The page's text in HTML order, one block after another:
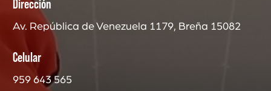
Dirección
Av. República de Venezuela 1179, Breña 15082
Celular
959 643 565